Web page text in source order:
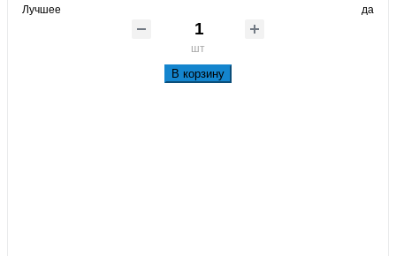
Лучшее
да
шт
В корзину